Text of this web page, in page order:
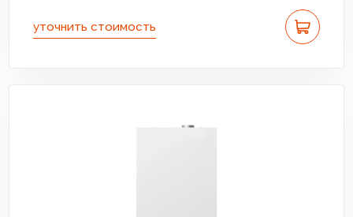
уточнить стоимость